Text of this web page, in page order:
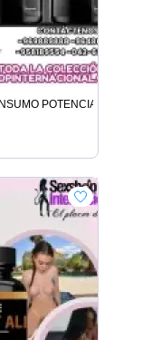
POTENCIA SEXUAL